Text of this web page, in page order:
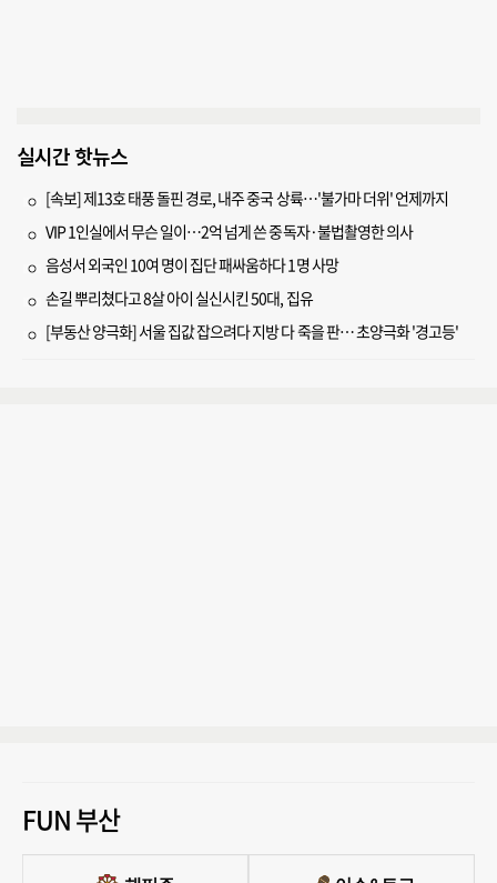
실시간 핫뉴스
[속보] 제13호 태풍 돌핀 경로, 내주 중국 상륙…'불가마 더위' 언제까지
VIP 1인실에서 무슨 일이…2억 넘게 쓴 중독자·불법촬영한 의사
음성서 외국인 10여 명이 집단 패싸움하다 1명 사망
손길 뿌리쳤다고 8살 아이 실신시킨 50대, 집유
[부동산 양극화] 서울 집값 잡으려다 지방 다 죽을 판… 초양극화 '경고등'
FUN 부산